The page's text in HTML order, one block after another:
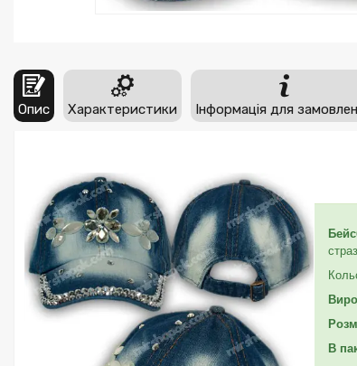
Опис Характеристики Інформація для
В